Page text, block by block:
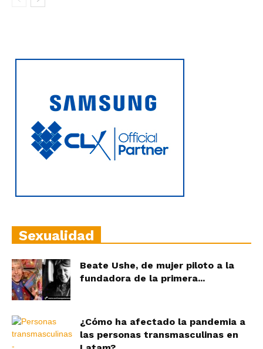
Sexualidad
Beate Ushe, de mujer piloto a la
fundadora de la primera...
¿Cómo ha afectado la pandemia a
las personas transmasculinas en